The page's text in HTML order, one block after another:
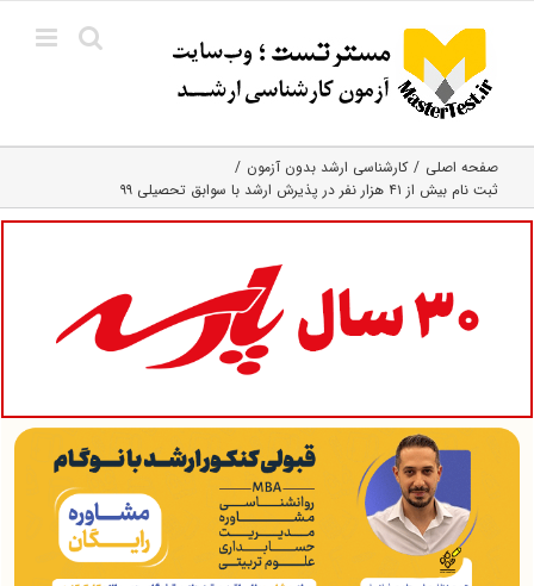
content
صفحه اصلی
کارشناسی ارشد بدون آزمون
ثبت نام بیش از ۴۱ هزار نفر در پذیرش ارشد با سوابق تحصیلی ۹۹